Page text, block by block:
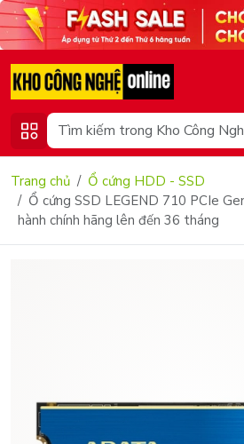
Trang chủ
Ổ cứng HDD - SSD
Ổ cứng SSD LEGEND 710 PCIe
hành chính hãng lên đến 36 tháng